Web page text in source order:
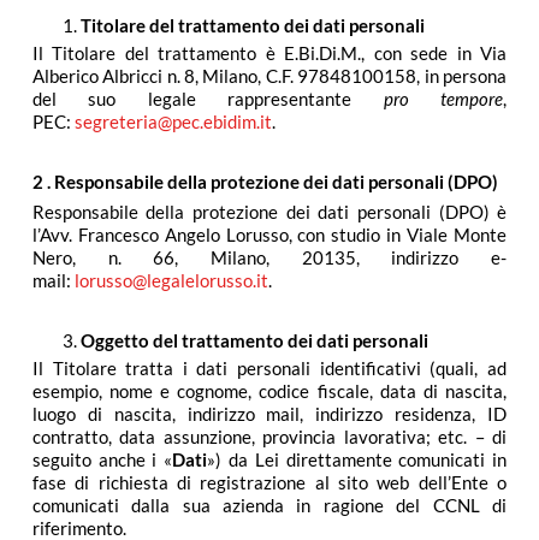
Titolare del trattamento dei dati personali
Il Titolare del trattamento è E.Bi.Di.M., con sede in Via
Alberico Albricci n. 8, Milano, C.F. 97848100158, in persona
del suo legale rappresentante pro tempore,
PEC: segreteria@pec.ebidim.it.
2 . Responsabile della protezione dei dati personali (DPO)
Responsabile della protezione dei dati personali (DPO) è
l’Avv. Francesco Angelo Lorusso, con studio in Viale Monte
Nero, n. 66, Milano, 20135, indirizzo e-
mail: lorusso@legalelorusso.it.
Oggetto del trattamento dei dati personali
Il Titolare tratta i dati personali identificativi (quali, ad
esempio, nome e cognome, codice fiscale, data di nascita,
luogo di nascita, indirizzo mail, indirizzo residenza, ID
contratto, data assunzione, provincia lavorativa; etc. – di
seguito anche i «Dati») da Lei direttamente comunicati in
fase di richiesta di registrazione al sito web dell’Ente o
comunicati dalla sua azienda in ragione del CCNL di
riferimento.